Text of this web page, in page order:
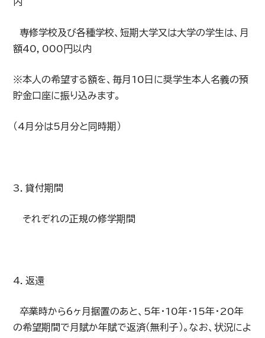
専修学校及び各種学校、短期大学又は大学の学生は、月
額40，000円以内
※本人の希望する額を、毎月10日に奨学生本人名義の預
貯金口座に振り込みます。
（4月分は5月分と同時期）
3．貸付期間
それぞれの正規の修学期間
4．返還
卒業時から6ヶ月据置のあと、5年・10年・15年・20年
の希望期間で月賦か年賦で返済（無利子）。なお、状況によ